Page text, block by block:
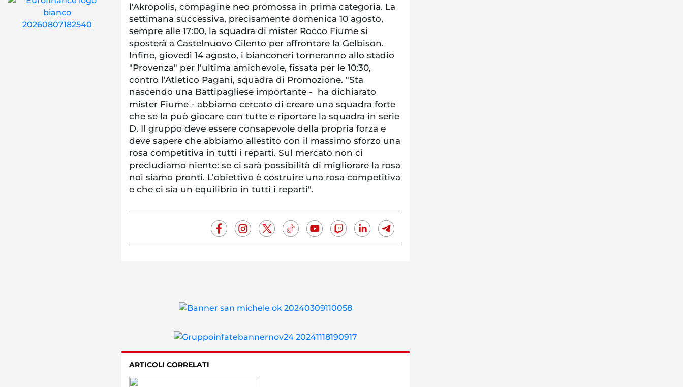
l'Akropolis, compagine neo promossa in prima categoria. La
settimana successiva, precisamente domenica 10 agosto,
sempre alle 17:00, la squadra di mister Rocco Fiume si
sposterà a Castelnuovo Cilento per affrontare la Gelbison.
Infine, giovedì 14 agosto, i bianconeri torneranno allo stadio
"Provenza" per l'ultima amichevole, fissata per le 10:30,
contro l'Atletico Pagani, squadra di Promozione. "Sta
nascendo una Battipagliese importante - ha dichiarato
mister Fiume - abbiamo cercato di creare una squadra forte
che se la può giocare con tutte e riportare la squadra in serie
D. Il gruppo deve essere consapevole della propria forza e
deve sapere che abbiamo allestito con il massimo sforzo una
rosa competitiva in tutti i reparti. Sul mercato non ci
precludiamo niente: se ci sarà possibilità di migliorare la rosa
noi siamo pronti. L’obiettivo è costruire una rosa competitiva
e che ci sia un equilibrio in tutti i reparti".
ARTICOLI CORRELATI